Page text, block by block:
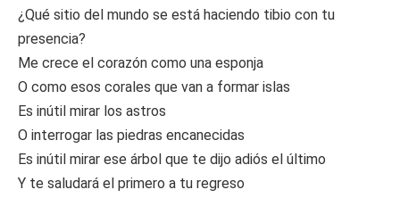
¿Qué sitio del mundo se está haciendo tibio con tu
presencia?
Me crece el corazón como una esponja
O como esos corales que van a formar islas
Es inútil mirar los astros
O interrogar las piedras encanecidas
Es inútil mirar ese árbol que te dijo adiós el último
Y te saludará el primero a tu regreso